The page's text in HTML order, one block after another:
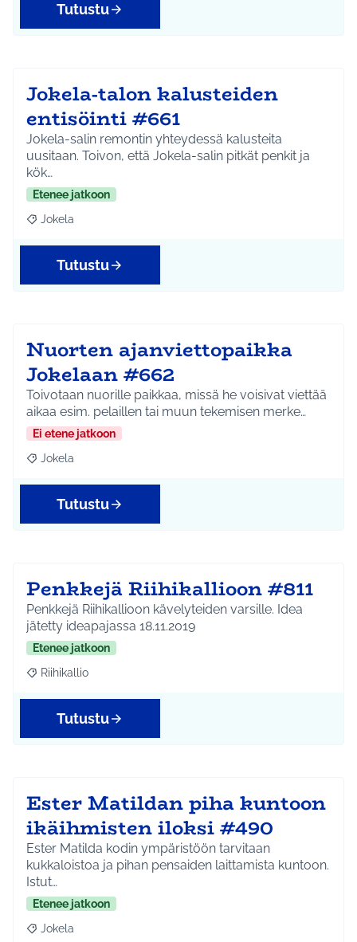
Tutustu
Jokela-talon kalusteiden
entisöinti #661
Jokela-salin remontin yhteydessä kalusteita
uusitaan. Toivon, että Jokela-salin pitkät penkit ja
kök…
Etenee jatkoon
Rajaa tulokset aihepiirin mukaan: Jokela
Jokela
Tutustu
Nuorten ajanviettopaikka
Jokelaan #662
Toivotaan nuorille paikkaa, missä he voisivat viettää
aikaa esim. pelaillen tai muun tekemisen merke…
Ei etene jatkoon
Rajaa tulokset aihepiirin mukaan: Jokela
Jokela
Tutustu
Penkkejä Riihikallioon #811
Penkkejä Riihikallioon kävelyteiden varsille. Idea
jätetty ideapajassa 18.11.2019
Etenee jatkoon
Rajaa tulokset aihepiirin mukaan: Riihikallio
Riihikallio
Tutustu
Ester Matildan piha kuntoon
ikäihmisten iloksi #490
Ester Matilda kodin ympäristöön tarvitaan
kukkaloistoa ja pihan pensaiden laittamista kuntoon.
Istut…
Etenee jatkoon
Rajaa tulokset aihepiirin mukaan: Jokela
Jokela